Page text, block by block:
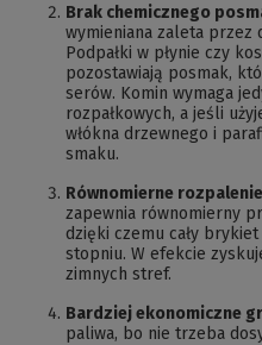
Brak chemicznego
wymieniana zaleta przez
Podpałki w płynie czy
pozostawiają posmak,
serów. Komin wymaga
rozpałkowych, a jeśli
włókna drzewnego i
smaku.
Równomierne
zapewnia równomierny
dzięki czemu cały
stopniu. W efekcie
zimnych stref.
Bardziej ekonomiczne
paliwa, bo nie trzeba